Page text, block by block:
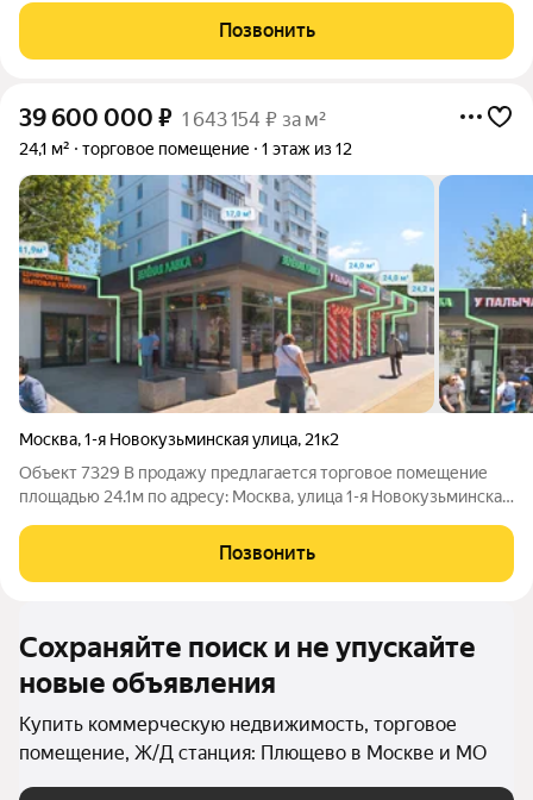
транспортная доступность: от станции метро «Рязанский
Позвонить
39 600 000 ₽ 1 643 154 ₽ за м²
24,1 м² торговое помещение 1 этаж из 12
Москва,1-я Новокузьминская улица, 21к2
Объект 7329 В продажу предлагается торговое помещение
площадью 24.1м по адресу: Москва, улица 1-я Новокузьминская
транспортная доступность: от станции метро «Рязанский
Позвонить
Сохраняйте поиск и не упускайте
новые объявления
Купить коммерческую недвижимость, торговое
помещение, Ж/Д станция: Плющево в Москве и МО